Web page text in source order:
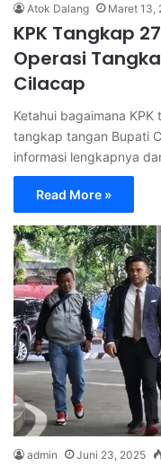
Atok Dalang Maret 13,
KPK Tangkap
Operasi
Cilacap
Ketahui bagaimana
tangkap tangan Bupati
informasi lengkapnya
Read More »
admin Juni 23, 2025